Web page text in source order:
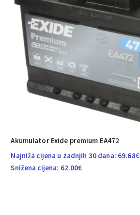
Akumulator Exide premium EA472
Najniža cijena u zadnjih 30 dana: 69.68€
Snižena cijena: 62.00€